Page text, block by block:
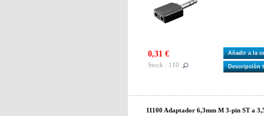
0,31 €
Stock : 110
Añadir a la
Descripción
11100 Adaptador 6,3mm M 3-pin ST a